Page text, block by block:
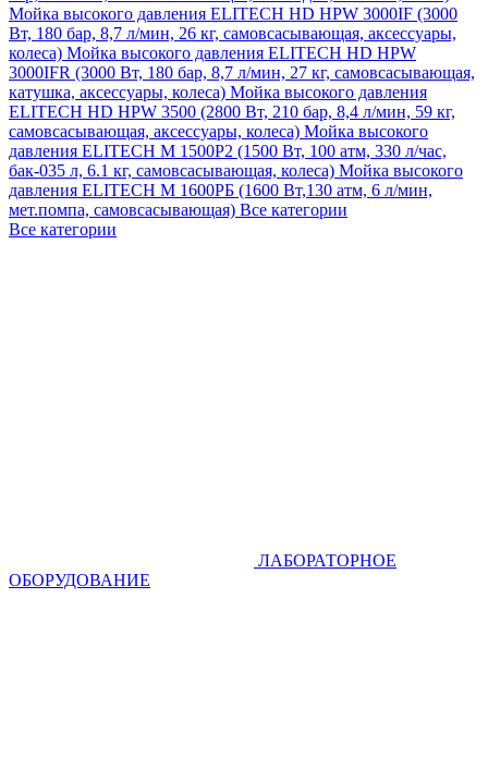
Мойка высокого давления ELITECH HD HPW 3000IF (3000
Вт, 180 бар, 8,7 л/мин, 26 кг, самовсасывающая, аксессуары,
колеса) Мойка высокого давления ELITECH HD HPW
3000IFR (3000 Вт, 180 бар, 8,7 л/мин, 27 кг, самовсасывающая,
катушка, аксессуары, колеса) Мойка высокого давления
ELITECH HD HPW 3500 (2800 Вт, 210 бар, 8,4 л/мин, 59 кг,
самовсасывающая, аксессуары, колеса) Мойка высокого
давления ELITECH M 1500P2 (1500 Вт, 100 атм, 330 л/час,
бак-035 л, 6.1 кг, самовсасывающая, колеса) Мойка высокого
давления ELITECH М 1600РБ (1600 Вт,130 атм, 6 л/мин,
мет.помпа, самовсасывающая) Все категории
Все категории
ЛАБОРАТОРНОЕ
ОБОРУДОВАНИЕ